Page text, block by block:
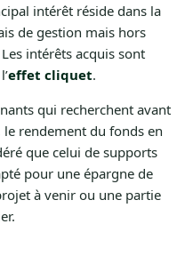
intérêt réside dans la
de gestion mais hors
intérêts acquis sont
effet cliquet.
qui recherchent avant
rendement du fonds en
que celui de supports
pour une épargne de
à venir ou une partie